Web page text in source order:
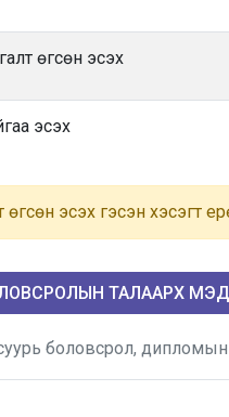
өгсөн эсэх
эсэх
эсэх гэсэн хэсэгт
ТАЛААРХ
боловсрол,